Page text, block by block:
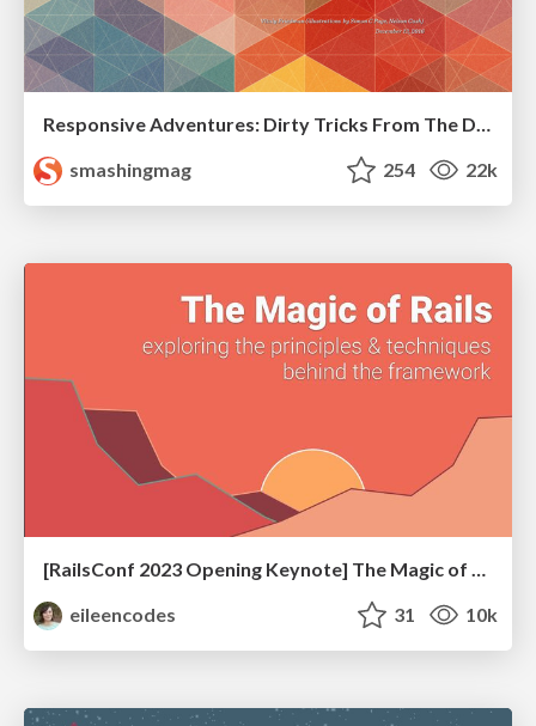
smashingmag
254 22k
[RailsConf 2023 Opening Keynote] The Magic of Rails
eileencodes
31 10k